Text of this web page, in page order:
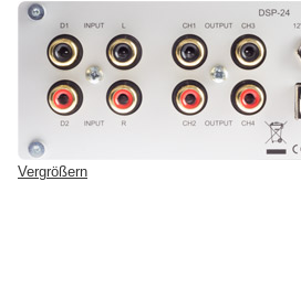
Vergrößern